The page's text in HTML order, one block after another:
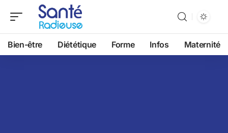
Bien-être Diététique Forme Infos Maternité